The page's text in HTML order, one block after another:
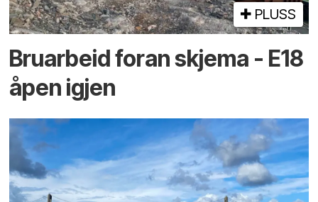
PLUSS
Bruarbeid foran skjema - E18
åpen igjen